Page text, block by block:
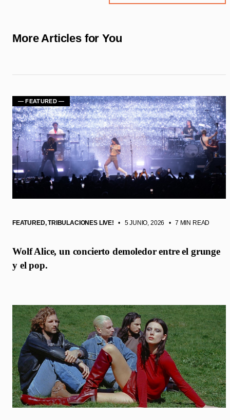
More Articles for You
FEATURED,TRIBULACIONES LIVE! • 5 JUNIO, 2026 • 7 MIN READ
Wolf Alice, un concierto demoledor entre el grunge
y el pop.
— FEATURED —